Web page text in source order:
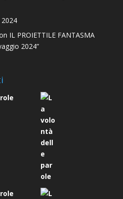
2024
IL PROIETTILE FANTASMA
2024”